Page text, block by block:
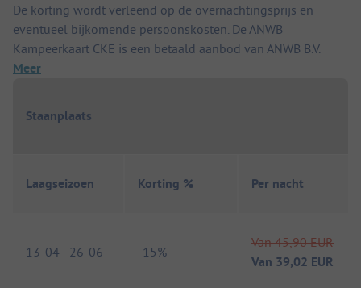
De korting wordt verleend op de overnachtingsprijs en
eventueel bijkomende persoonskosten. De ANWB
Kampeerkaart CKE is een betaald aanbod van ANWB B.V.
Meer
Staanplaats
Laagseizoen Korting % Per nacht
13-04 - 26-06 -15%
Van 45,90 EUR
Van 39,02 EUR